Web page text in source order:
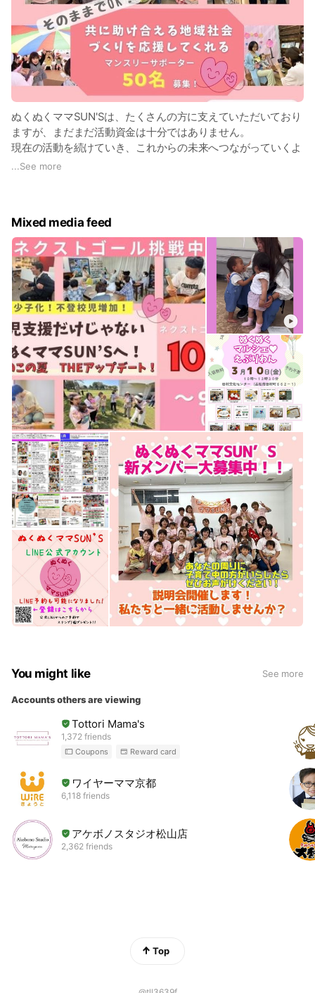
ぬくぬくママSUN'Sは、たくさんの方に支えていただいており
ますが、まだまだ活動資金は十分ではありません。
現在の活動を続けていき、これからの未来へつながっていくよ
うに、ぜひみなさんの応援をお願いします！！
🌟毎月５００円からの支援が可能になっていますので、ご検
討いただければ幸いです。
また、ご寄付が難しい場合でも、SNS等でシェアしていただけ
ましたら、大変ありがたいです！
【あたたかい応援をぜひ！よろしくお願いします】
...See more
Mixed media feed
You might like See more
Accounts others are viewing
Tottori Mama's
1,372 friends
Coupons Reward card
ワイヤーママ京都
6,118 friends
アケボノスタジオ松山店
2,362 friends
Top